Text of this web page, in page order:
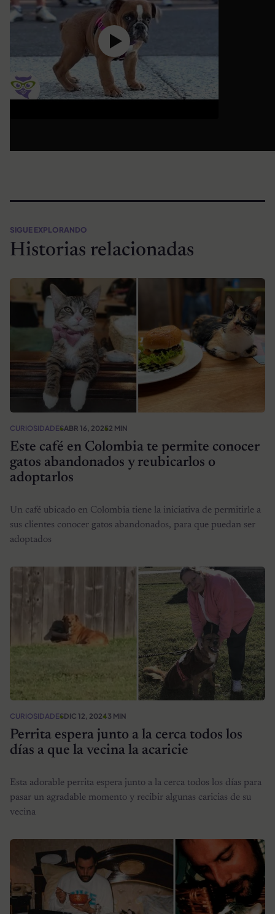
SIGUE EXPLORANDO
Historias relacionadas
CURIOSIDADESABR 16, 20252 MIN
Este café en Colombia te permite conocer
gatos abandonados y reubicarlos o
adoptarlos
Un café ubicado en Colombia tiene la iniciativa de permitirle a
sus clientes conocer gatos abandonados, para que puedan ser
adoptados
CURIOSIDADESDIC 12, 20243 MIN
Perrita espera junto a la cerca todos los
días a que la vecina la acaricie
Esta adorable perrita espera junto a la cerca todos los días para
pasar un agradable momento y recibir algunas caricias de su
vecina